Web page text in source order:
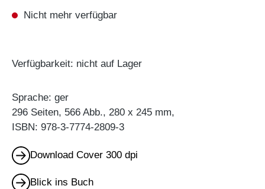
Nicht mehr verfügbar
Verfügbarkeit: nicht auf Lager
Sprache: ger
296 Seiten, 566 Abb., 280 x 245 mm,
ISBN: 978-3-7774-2809-3
Download Cover 300 dpi
Blick ins Buch